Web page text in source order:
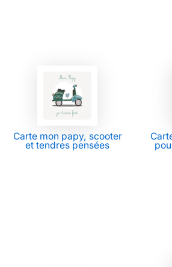
Carte mon papy, scooter
et tendres pensées